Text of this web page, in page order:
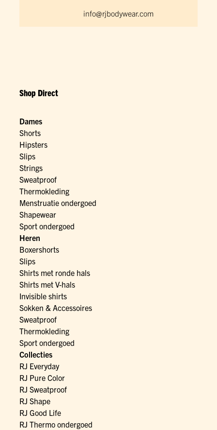
info@rjbodywear.com
Shop Direct
Dames
Shorts
Hipsters
Slips
Strings
Sweatproof
Thermokleding
Menstruatie ondergoed
Shapewear
Sport ondergoed
Heren
Boxershorts
Slips
Shirts met ronde hals
Shirts met V-hals
Invisible shirts
Sokken & Accessoires
Sweatproof
Thermokleding
Sport ondergoed
Collecties
RJ Everyday
RJ Pure Color
RJ Sweatproof
RJ Shape
RJ Good Life
RJ Thermo ondergoed